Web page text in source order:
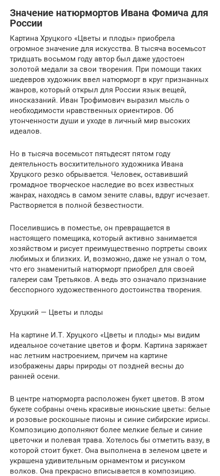
Значение натюрмортов Ивана Фомича для
России
Картина Хруцкого «Цветы и плоды» приобрела
огромное значение для искусства. В тысяча восемьсот
тридцать восьмом году автор был даже удостоен
золотой медали за свои творения. При помощи таких
шедевров художник ввел натюрморт в круг признанных
жанров, который открыл для России язык вещей,
иносказаний. Иван Трофимович выразил мысль о
необходимости нравственных ориентиров. Об
утонченности души и уходе в личный мир высоких
идеалов.
Но в тысяча восемьсот пятьдесят пятом году
деятельность восхитительного художника Ивана
Хруцкого резко обрывается. Человек, оставивший
громадное творческое наследие во всех известных
жанрах, находясь в самом зените славы, вдруг исчезает.
Растворяется в полной безвестности.
Поселившись в поместье, он превращается в
настоящего помещика, который активно занимается
хозяйством и рисует преимущественно портреты своих
любимых и близких. И, возможно, даже не узнал о том,
что его знаменитый натюрморт приобрел для своей
галереи сам Третьяков. А ведь это означало признание
бесспорного художественного достоинства творения.
Хруцкий — Цветы и плоды
На картине И.Т. Хруцкого «Цветы и плоды» мы видим
идеальное сочетание цветов и форм. Картина заряжает
нас летним настроением, причем на картине
изображены дары природы от поздней весны до
ранней осени.
В центре натюрморта расположен букет цветов. В этом
букете собраны очень красивые июньские цветы: белые
и розовые роскошные пионы и синие сибирские ирисы.
Композицию дополняют более мелкие белые и синие
цветочки и полевая трава. Хотелось бы отметить вазу, в
которой стоит букет. Она выполнена в зеленом цвете и
украшена удивительным орнаментом и рисунком
волков. Она прекрасно вписывается в композицию.